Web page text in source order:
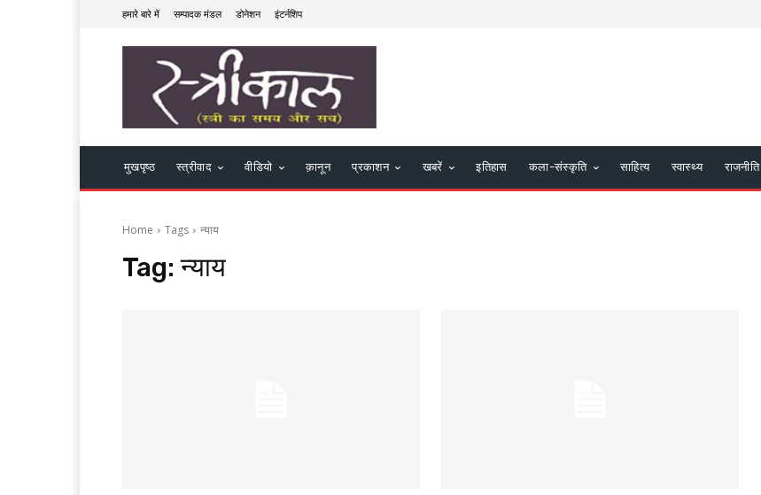
हमारे बारे में सम्पादक मंडल डोनेशन इंटर्नशिप
मुखपृष्ठ स्त्रीवाद वीडियो क़ानून प्रकाशन खबरें इतिहास कला-संस्कृति साहित्य स्वास्थ्य राजनीति
Home Tags न्याय
Tag:न्याय